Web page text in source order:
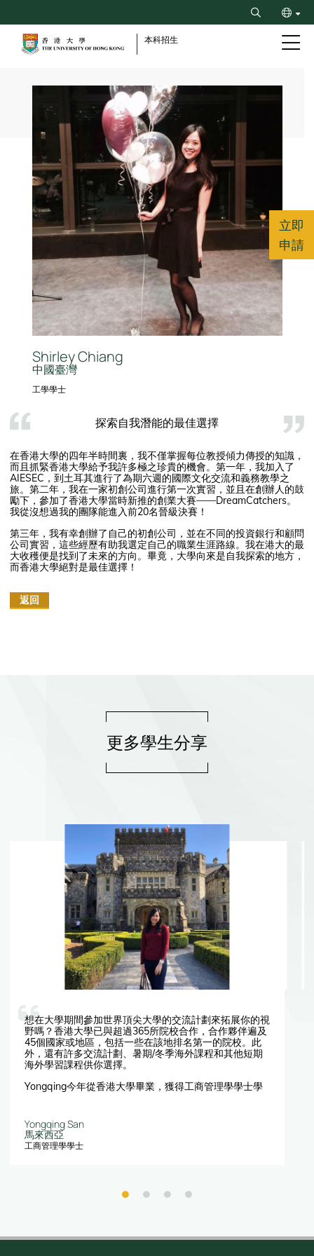
to
content
Search
本科招生
Shirley Chiang
中國臺灣
工學學士
探索自我潛能的最佳選擇
在香港大學的四年半時間裏，我不僅掌握每位教授傾力傳授的知識，
而且抓緊香港大學給予我許多極之珍貴的機會。第一年，我加入了
AIESEC，到土耳其進行了為期六週的國際文化交流和義務教學之
旅。第二年，我在一家初創公司進行第一次實習，並且在創辦人的鼓
勵下，參加了香港大學當時新推的創業大賽——DreamCatchers。
我從沒想過我的團隊能進入前20名晉級決賽！
第三年，我有幸創辦了自己的初創公司，並在不同的投資銀行和顧問
公司實習，這些經歷有助我選定自己的職業生涯路線。我在港大的最
大收穫便是找到了未來的方向。畢竟，大學向來是自我探索的地方，
而香港大學絕對是最佳選擇！
返回
更多學生分享
想在大學期間參加世界頂尖大學的交流計劃來拓展你的視
野嗎？香港大學已與超過365所院校合作，合作夥伴遍及
45個國家或地區，包括一些在該地排名第一的院校。此
外，還有許多交流計劃、暑期/冬季海外課程和其他短期
海外學習課程供你選擇。
Yongqing今年從香港大學畢業，獲得工商管理學學士學
的學習生活，更促進了她的個人成長。
Yongqing San
馬來西亞
工商管理學學士
立即
申請